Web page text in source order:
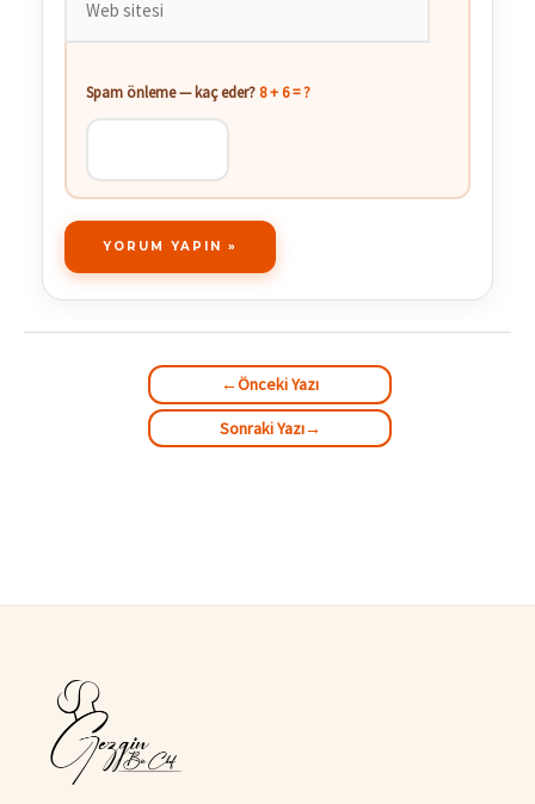
Spam önleme — kaç eder?8 + 6 = ?
←Önceki Yazı
Sonraki Yazı→